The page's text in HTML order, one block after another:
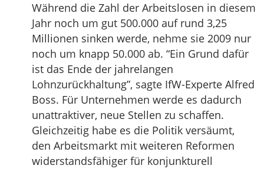
Während die Zahl der Arbeitslosen in diesem
Jahr noch um gut 500.000 auf rund 3,25
Millionen sinken werde, nehme sie 2009 nur
noch um knapp 50.000 ab. “Ein Grund dafür
ist das Ende der jahrelangen
Lohnzurückhaltung”, sagte IfW-Experte Alfred
Boss. Für Unternehmen werde es dadurch
unattraktiver, neue Stellen zu schaffen.
Gleichzeitig habe es die Politik versäumt,
den Arbeitsmarkt mit weiteren Reformen
widerstandsfähiger für konjunkturell